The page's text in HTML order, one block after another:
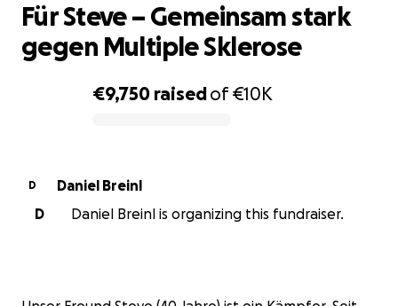
€9,750 raisedof€10K
‍‍Für Steve – Gemeinsam stark
gegen Multiple Sklerose
D
Daniel Breinl
D
Daniel Breinl is organizing this fundraiser.